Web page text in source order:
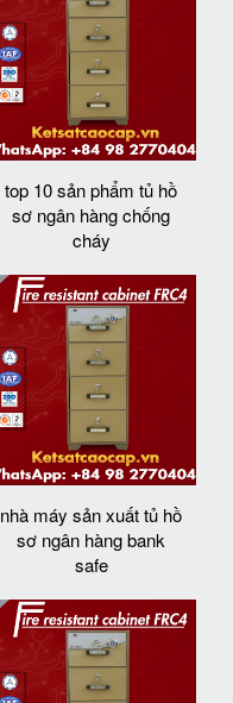
top 10 sản phẩm tủ hồ
sơ ngân hàng chống
cháy
nhà máy sản xuất tủ hồ
sơ ngân hàng bank
safe